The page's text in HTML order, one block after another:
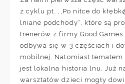
z cyklu pt. ,,Po nitce do
lniane podchody”, które są
trenerów z firmy Good
odbywa się w 3 częściach i
mobilnej. Natomiast
jest lokalna historia lnu. Już
warsztatów dzieci mogły